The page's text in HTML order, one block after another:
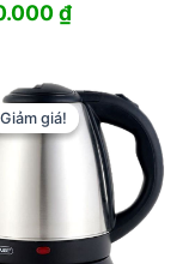
₫. ₫.
₫Giá
là:
450.000 ₫.
Giảm giá!
Giảm giá!